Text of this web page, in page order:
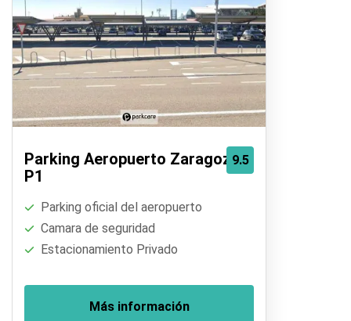
9.5
Parking Aeropuerto Zaragoza
P1
Parking oficial del aeropuerto
Camara de seguridad
Estacionamiento Privado
Más información